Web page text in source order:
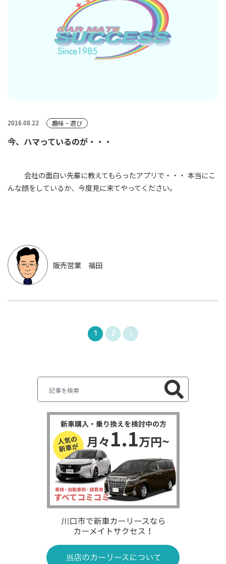
2016.08.22 趣味・遊び
今、ハマっているのが・・・
会社の面白い先輩に教えてもらったアプリで・・・ 本当にこ
んな顔をしているか、今度見に来てやってください。
販売営業 福田
1 2 >